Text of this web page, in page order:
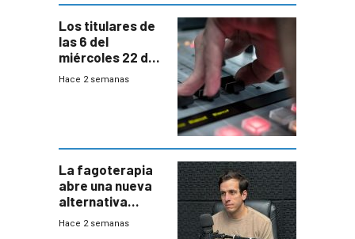
Los titulares de
las 6 del
miércoles 22 de
julio de 2026
Hace 2 semanas
La fagoterapia
abre una nueva
alternativa
contra bacterias
Hace 2 semanas